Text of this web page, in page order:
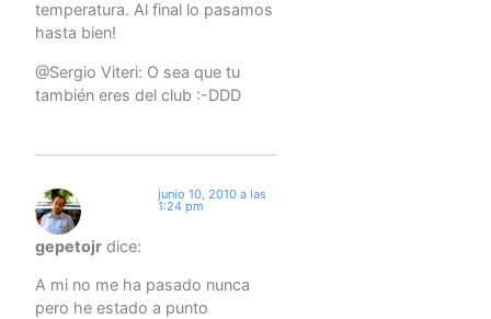
temperatura. Al final lo pasamos
hasta bien!
@Sergio Viteri: O sea que tu
también eres del club :-DDD
gepetojr dice:
junio 10, 2010 a las
1:24 pm
A mi no me ha pasado nunca
pero he estado a punto